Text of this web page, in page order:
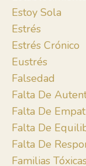
Estoy Sola
Estrés
Estrés Crónico
Eustrés
Falsedad
Falta De
Falta De
Falta De
Falta De
Familias